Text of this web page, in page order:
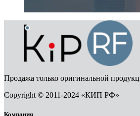
Продажа только оригинальной
Copyright © 2011-2024 «КИП РФ»
Компания